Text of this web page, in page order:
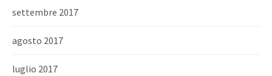
settembre 2017
agosto 2017
luglio 2017